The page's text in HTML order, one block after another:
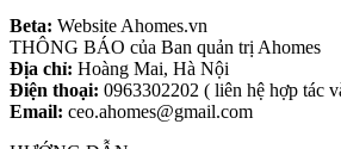
Beta: Website Ahomes.vn
THÔNG BÁO của Ban quản trị Ahomes
Địa chỉ: Hoàng Mai, Hà Nội
Điện thoại: 0963302202 ( liên hệ hợp tác
Email: ceo.ahomes@gmail.com